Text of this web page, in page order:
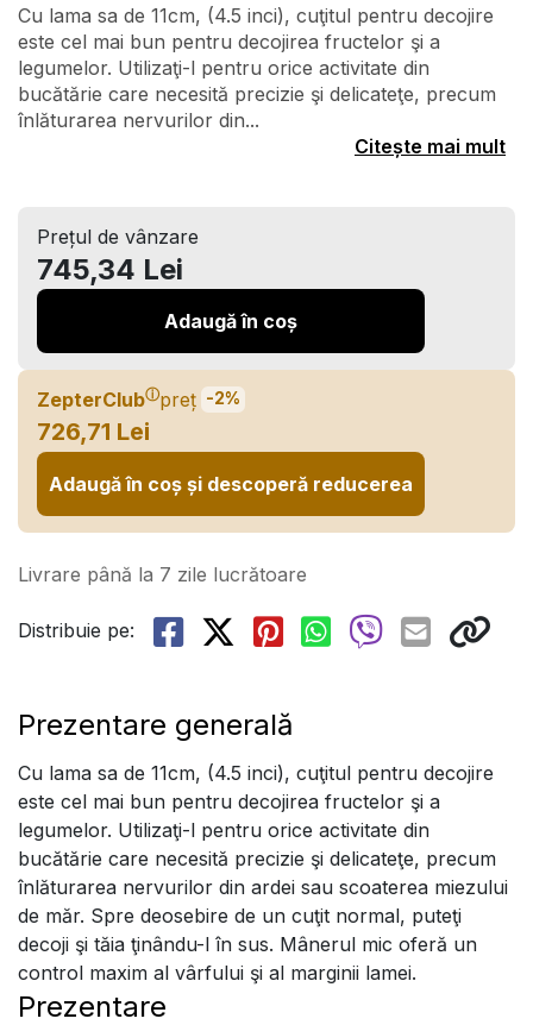
Cu lama sa de 11cm, (4.5 inci), cuţitul pentru decojire
este cel mai bun pentru decojirea fructelor şi a
legumelor. Utilizaţi-l pentru orice activitate din
bucătărie care necesită precizie şi delicateţe, precum
înlăturarea nervurilor din...
Citește mai mult
Prețul de vânzare
745,34 Lei
Adaugă în coș
ZepterClubⓘpreț -2%
726,71 Lei
Adaugă în coș și descoperă reducerea
Livrare până la 7 zile lucrătoare
Distribuie pe:
Prezentare generală
Cu lama sa de 11cm, (4.5 inci), cuţitul pentru decojire
este cel mai bun pentru decojirea fructelor şi a
legumelor. Utilizaţi-l pentru orice activitate din
bucătărie care necesită precizie şi delicateţe, precum
înlăturarea nervurilor din ardei sau scoaterea miezului
de măr. Spre deosebire de un cuţit normal, puteţi
decoji şi tăia ţinându-l în sus. Mânerul mic oferă un
control maxim al vârfului şi al marginii lamei.
Prezentare